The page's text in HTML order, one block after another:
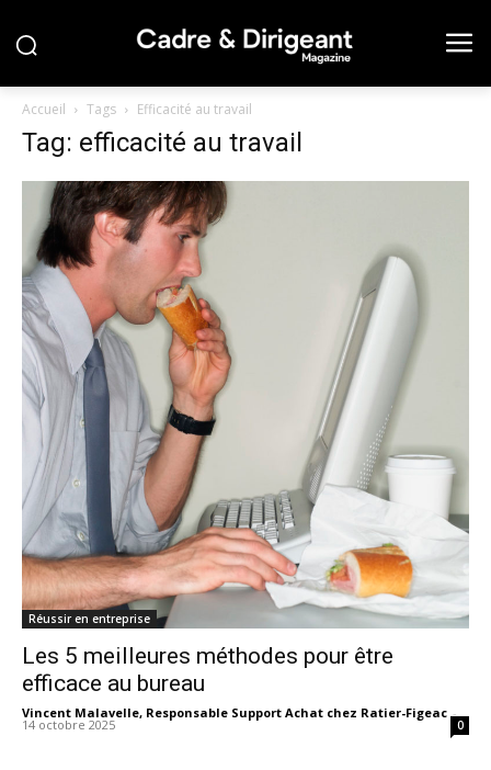
Accueil Tags Efficacité au travail
Tag: efficacité au travail
Réussir en entreprise
Les 5 meilleures méthodes pour être
efficace au bureau
Vincent Malavelle, Responsable Support Achat chez Ratier-Figeac -
14 octobre 2025 0